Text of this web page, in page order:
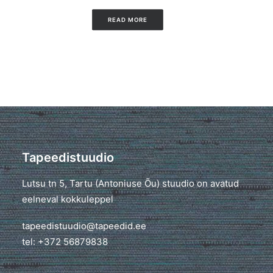
READ MORE
Tapeedistuudio
Lutsu tn 5, Tartu (Antoniuse Õu) stuudio on avatud
eelneval kokkuleppel
tapeedistuudio@tapeedid.ee
tel: +372 56879838